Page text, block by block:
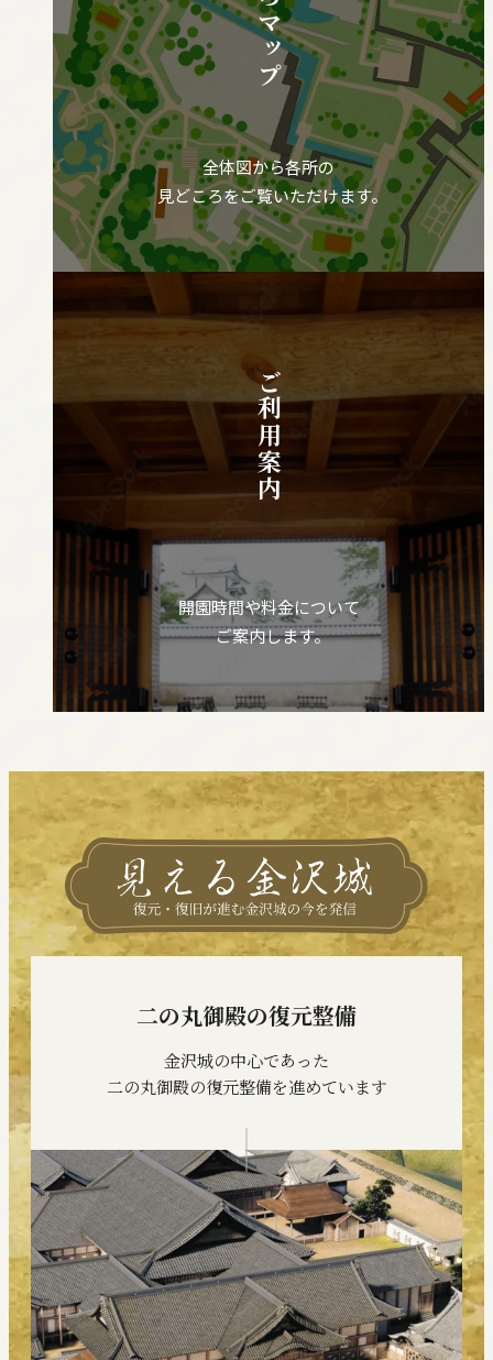
全体図から各所の
見どころをご覧いただけます。
ご利用案内
開園時間や料金について
ご案内します。
二の丸御殿の復元整備
金沢城の中心であった
二の丸御殿の復元整備を進めています